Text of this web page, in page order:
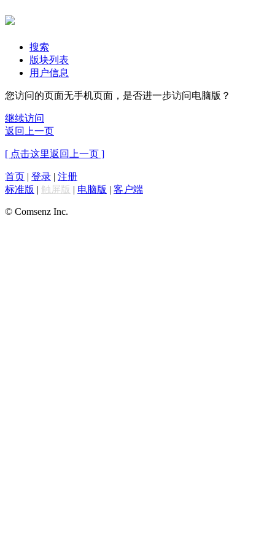
搜索
版块列表
用户信息
您访问的页面无手机页面，是否进一步访问电脑版？
继续访问
返回上一页
[ 点击这里返回上一页 ]
首页 | 登录 | 注册
标准版 | 触屏版 | 电脑版 | 客户端
© Comsenz Inc.